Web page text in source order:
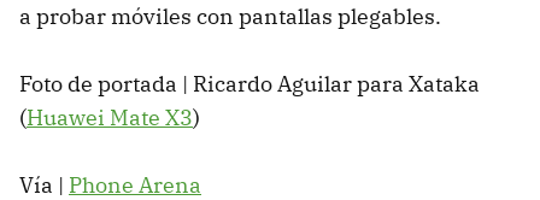
a probar móviles con pantallas plegables.
Foto de portada | Ricardo Aguilar para Xataka
(Huawei Mate X3)
Vía | Phone Arena